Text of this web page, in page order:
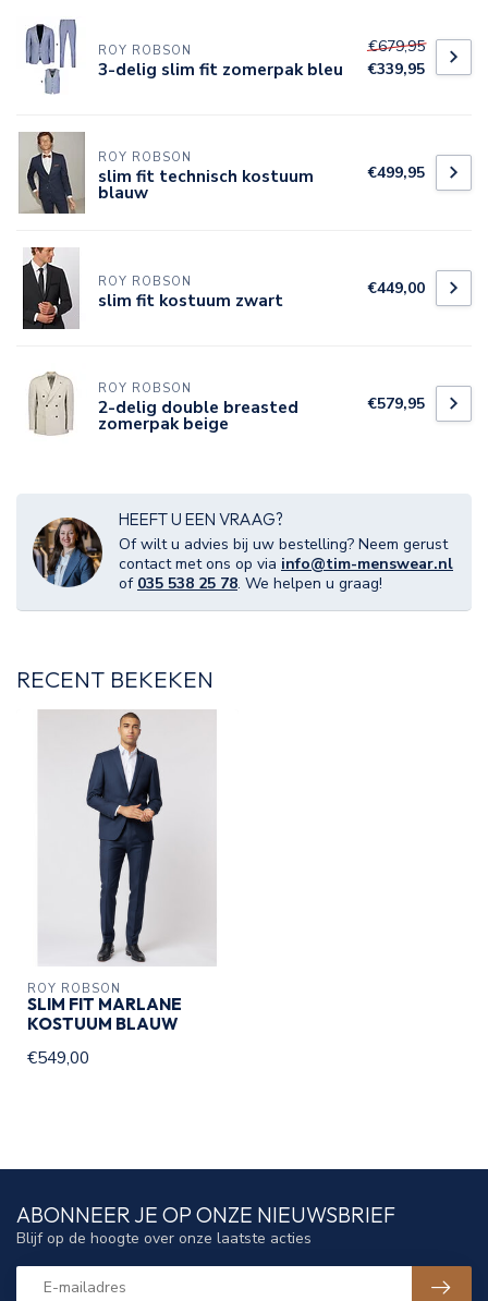
ROY ROBSON
3-delig slim fit zomerpak bleu
€679,95
€339,95
ROY ROBSON
slim fit technisch kostuum
blauw
€499,95
ROY ROBSON
slim fit kostuum zwart €449,00
ROY ROBSON
2-delig double breasted
zomerpak beige
€579,95
HEEFT U EEN VRAAG?
Of wilt u advies bij uw bestelling? Neem gerust
contact met ons op via info@tim-menswear.nl
of 035 538 25 78. We helpen u graag!
RECENT BEKEKEN
ROY ROBSON
SLIM FIT MARLANE
KOSTUUM BLAUW
€549,00
ABONNEER JE OP ONZE NIEUWSBRIEF
Blijf op de hoogte over onze laatste acties